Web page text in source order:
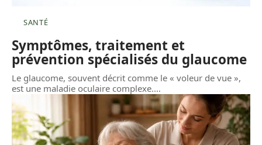
SANTÉ
Symptômes, traitement et
prévention spécialisés du glaucome
Le glaucome, souvent décrit comme le « voleur de vue »,
est une maladie oculaire complexe.…